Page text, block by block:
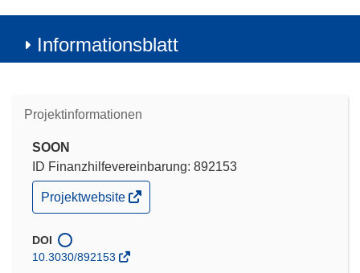
Informationsblatt
Projektinformationen
SOON
ID Finanzhilfevereinbarung: 892153
(öffnet
in
Fenster)
Projektwebsite
DOI
10.3030/892153